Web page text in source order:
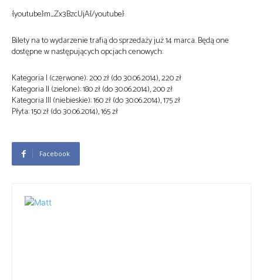
{youtube}m_Zx3BzcUjA{/youtube}
Bilety na to wydarzenie trafią do sprzedaży już 14 marca. Będą one
dostępne w następujących opcjach cenowych:
Kategoria I (czerwone): 200 zł (do 30.06.2014), 220 zł
Kategoria II (zielone): 180 zł (do 30.06.2014), 200 zł
Kategoria III (niebieskie): 160 zł (do 30.06.2014), 175 zł
Płyta: 150 zł (do 30.06.2014), 165 zł
Facebook